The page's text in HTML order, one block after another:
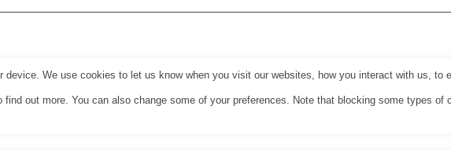
We use cookies to let us know when you visit our websites, how you interact with us,
out more. You can also change some of your preferences. Note that blocking some types